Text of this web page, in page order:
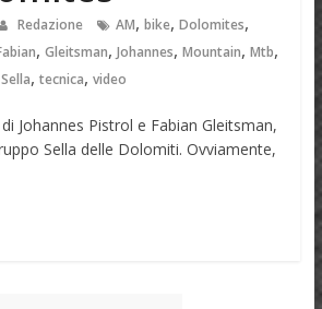
Redazione AM, bike, Dolomites,
, Gleitsman, Johannes, Mountain, Mtb,
Sella, tecnica, video
Johannes Pistrol e Fabian Gleitsman,
Sella delle Dolomiti. Ovviamente,